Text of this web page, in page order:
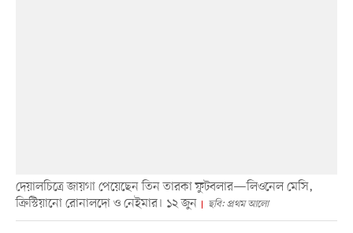
দেয়ালচিত্রে জায়গা পেয়েছেন তিন তারকা ফুটবলার—লিওনেল মেসি,
ক্রিস্টিয়ানো রোনালদো ও নেইমার। ১২ জুন
ছবি: প্রথম আলো